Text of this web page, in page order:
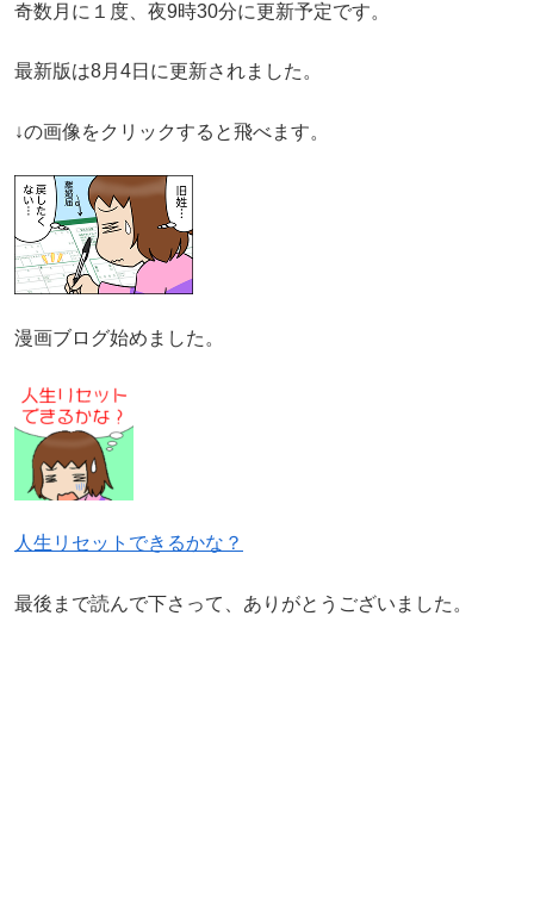
奇数月に１度、夜9時30分に更新予定です。
最新版は8月4日に更新されました。
↓の画像をクリックすると飛べます。
漫画ブログ始めました。
人生リセットできるかな？
最後まで読んで下さって、ありがとうございました。